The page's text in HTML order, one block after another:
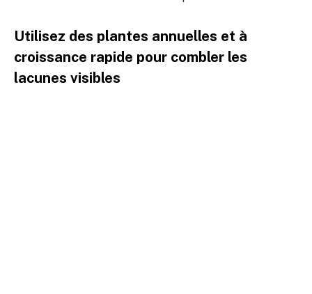
Utilisez des plantes annuelles et à
croissance rapide pour combler les
lacunes visibles